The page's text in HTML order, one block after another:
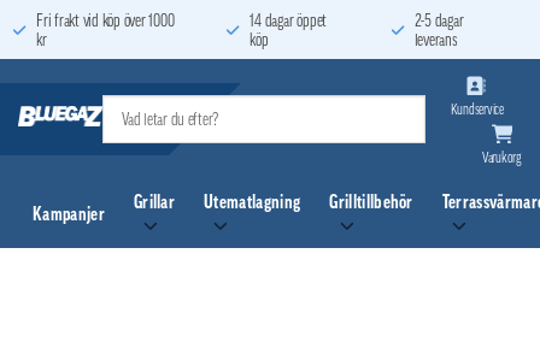
to
Fri frakt vid köp över 1000
kr
14 dagar öppet
köp
2-5 dagar
leverans
Kundservice
Varukorg
Kampanjer
Grillar Utematlagning Grilltillbehör